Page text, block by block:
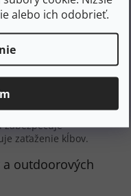
alebo ich odobrieť.
a laterálnej zóne, čo
chodidla pri chôdzi aj
zabezpečuje
zaťaženie kĺbov.
outdoorových